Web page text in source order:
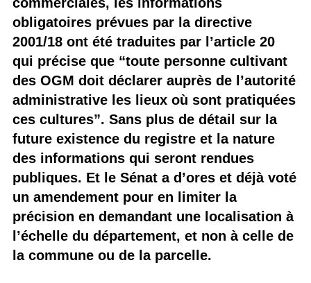
obligatoires prévues par la directive
2001/18 ont été traduites par l’article 20
qui précise que “toute personne cultivant
des OGM doit déclarer auprès de l’autorité
administrative les lieux où sont pratiquées
ces cultures”. Sans plus de détail sur la
future existence du registre et la nature
des informations qui seront rendues
publiques. Et le Sénat a d’ores et déjà voté
un amendement pour en limiter la
précision en demandant une localisation à
l’échelle du département, et non à celle de
la commune ou de la parcelle.